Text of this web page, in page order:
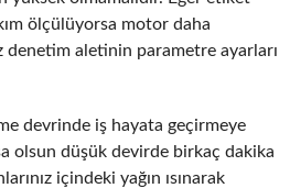
ölçülüyorsa motor daha
denetim aletinin parametre ayarları
devrinde iş hayata geçirmeye
olsun düşük devirde birkaç dakika
içindeki yağın ısınarak